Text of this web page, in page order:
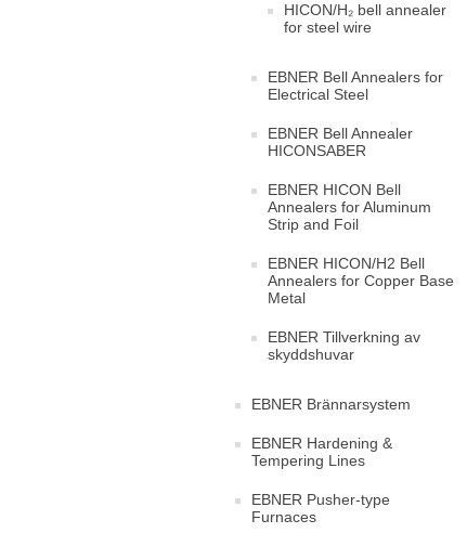
HICON/H₂ bell annealer
for steel wire
EBNER Bell Annealers for
Electrical Steel
EBNER Bell Annealer
HICONSABER
EBNER HICON Bell
Annealers for Aluminum
Strip and Foil
EBNER HICON/H2 Bell
Annealers for Copper Base
Metal
EBNER Tillverkning av
skyddshuvar
EBNER Brännarsystem
EBNER Hardening &
Tempering Lines
EBNER Pusher-type
Furnaces